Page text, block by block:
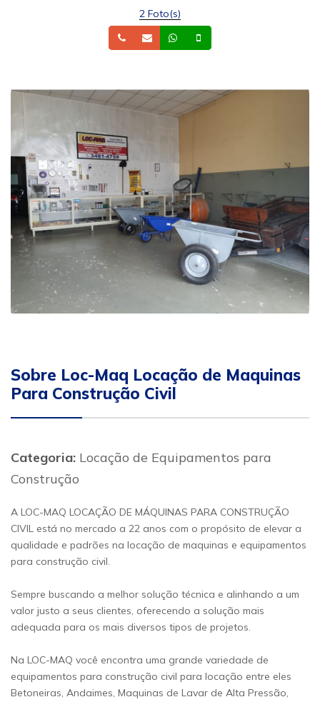
2 Foto(s)
TelefoneEmail Whatsapp
Sobre Loc-Maq Locação de Maquinas
Para Construção Civil
Categoria: Locação de Equipamentos para
Construção
A LOC-MAQ LOCAÇÃO DE MÁQUINAS PARA CONSTRUÇÃO
CIVIL está no mercado a 22 anos com o propósito de elevar a
qualidade e padrões na locação de maquinas e equipamentos
para construção civil.
Sempre buscando a melhor solução técnica e alinhando a um
valor justo a seus clientes, oferecendo a solução mais
adequada para os mais diversos tipos de projetos.
Na LOC-MAQ você encontra uma grande variedade de
equipamentos para construção civil para locação entre eles
Betoneiras, Andaimes, Maquinas de Lavar de Alta Pressão,